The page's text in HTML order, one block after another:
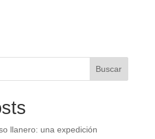
Buscar
llanero: una expedición